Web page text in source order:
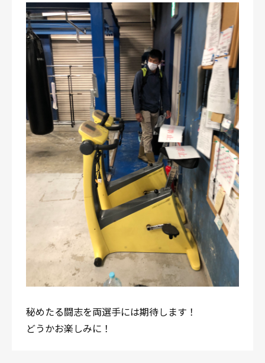
秘めたる闘志を両選手には期待します！
どうかお楽しみに！